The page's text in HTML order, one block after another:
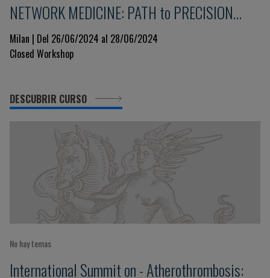
NETWORK MEDICINE: PATH to PRECISION
MEDICINE"
Milan | Del 26/06/2024 al 28/06/2024
Closed Workshop
DESCUBRIR CURSO
No hay temas
International Summit on - Atherothrombosis: